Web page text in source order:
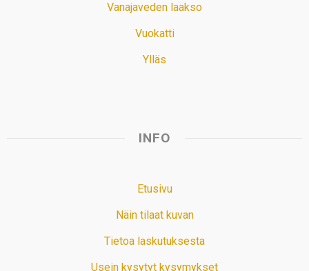
Vanajaveden laakso
Vuokatti
Ylläs
INFO
Etusivu
Näin tilaat kuvan
Tietoa laskutuksesta
Usein kysytyt kysymykset